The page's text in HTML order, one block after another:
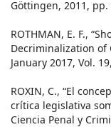
Göttingen, 2011, pp.
ROTHMAN, E. F.,
Decriminalization of
January 2017, Vol.
ROXIN, C., “El
crítica legislativa
Ciencia Penal y